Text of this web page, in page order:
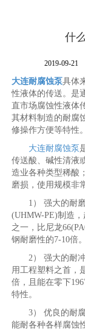
什
2019-09-21
大连耐腐蚀泵具体
性液体的传送。是
直市场腐蚀性液体
其材料制造的耐腐
修操作方便等特性。
大连耐腐蚀泵
传送酸、碱性清液
造业各种类型稀酸
磨损，使用规模非
1） 强大的耐磨
(UHMW-PE)制造
之一，比尼龙
钢耐磨性的7-10倍。
2） 强大的耐冲
用工程塑料之首，
倍，且能在零下
特性。
3） 优良的耐腐
能耐各种各样腐蚀